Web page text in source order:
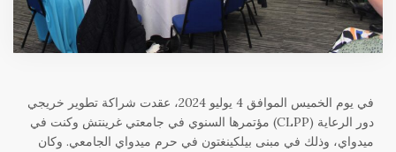
في يوم الخميس الموافق 4 يوليو 2024، عقدت شراكة تطوير خريجي
دور الرعاية (CLPP) مؤتمرها السنوي في جامعتي غرينتش وكنت في
ميدواي، وذلك في مبنى بيلكينغتون في حرم ميدواي الجامعي. وكان